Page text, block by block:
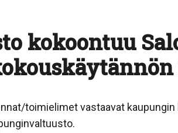
kokoontuu
toimielimet vastaavat